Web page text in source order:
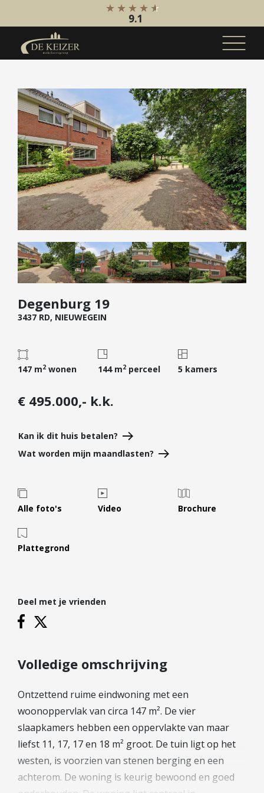
Koopaanbod
Bestaande bouw
Internationaal
Nieuwbouw
Bedrijfsaanbod
Huuraanbod
Bestaande bouw
Internationaal
Nieuwbouw
Bedrijfsaanbod
Diensten
Kopen
Verkopen
Verhuren
Taxeren
Projectontwikkelaars
Particulieren
Hypotheekadvies
Hypotheek verhogen
Starterslening
Duurzame hypotheek
Contact
Over Ons
Ons Team
Vacatures
FAQ
Blog
9.1
Degenburg 19
3437 RD, NIEUWEGEIN
147 m2 wonen 144 m2perceel 5 kamers
€ 495.000,- k.k.
Kan ik dit huis betalen?
Wat worden mijn maandlasten?
Alle foto's Video Brochure
Plattegrond
Deel met je vrienden
Volledige omschrijving
Ontzettend ruime eindwoning met een
woonoppervlak van circa 147 m². De vier
slaapkamers hebben een oppervlakte van maar
liefst 11, 17, 17 en 18 m² groot. De tuin ligt op het
westen, is voorzien van stenen berging en een
achterom. De woning is keurig bewoond en goed